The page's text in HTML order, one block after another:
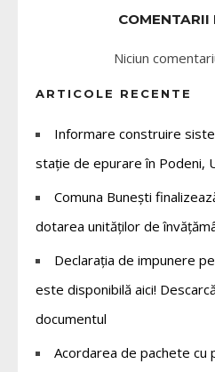
COMENTARII
Niciun
ARTICOLE RECENTE
Informare construire
stație de epurare în Podeni,
Comuna Bunești
dotarea unităților de
Declarația de impunere
este disponibilă aici!
documentul
Acordarea de pachete cu